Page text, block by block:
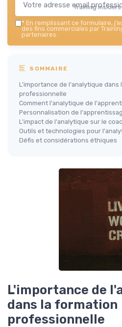
Training
* En remplissant ce formulaire,
des fins commerciales par
partenaires.
SOMMAIRE
L'importance de l'analytique dans
professionnelle
Comment l'analytique de
Personnalisation de
L'impact de l'analytique sur le
Outils et technologies pour
Défis et considérations éthiques
L'importance de
dans la formation
professionnelle